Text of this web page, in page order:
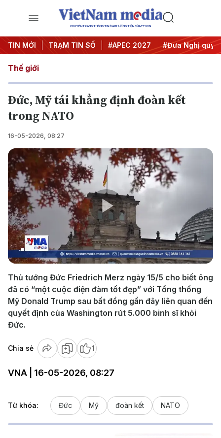
CHUYÊN TRANG THÔNG TIN ĐA PHƯƠNG TIỆN CỦA TTXVN
TIN MỚI TRẠM TIN SỐ
#Hội nghị Trung ương 3 #APEC 2027 #Đưa Nghị quyết
Thế giới
Đức, Mỹ tái khẳng định đoàn kết
trong NATO
16-05-2026, 08:27
Play
Video
Thủ tướng Đức Friedrich Merz ngày 15/5 cho biết ông
đã có “một cuộc điện đàm tốt đẹp” với Tổng thống
Mỹ Donald Trump sau bất đồng gần đây liên quan đến
quyết định của Washington rút 5.000 binh sĩ khỏi
Đức.
Chia sẻ 1
VNA | 16-05-2026, 08:27
Từ khóa: Đức Mỹ đoàn kết NATO